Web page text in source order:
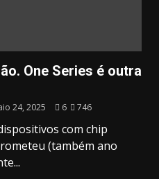
One Series é outra
24, 2025 6 746
com chip
(também ano